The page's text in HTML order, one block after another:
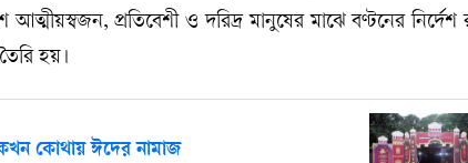
প্রতিবেশী ও দরিদ্র মানুষের মাঝে বণ্টনের নির্দেশ
হয়।
কোথায় ঈদের নামাজ